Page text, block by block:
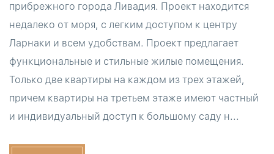
прибрежного города Ливадия. Проект находится
недалеко от моря, с легким доступом к центру
Ларнаки и всем удобствам. Проект предлагает
функциональные и стильные жилые помещения.
Только две квартиры на каждом из трех этажей,
причем квартиры на третьем этаже имеют частный
и индивидуальный доступ к большому саду н...